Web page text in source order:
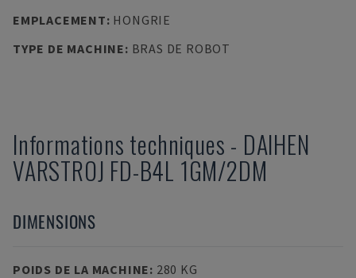
EMPLACEMENT: HONGRIE
TYPE DE MACHINE: BRAS DE ROBOT
Informations techniques - DAIHEN
VARSTROJ FD-B4L 1GM/2DM
DIMENSIONS
POIDS DE LA MACHINE: 280 KG